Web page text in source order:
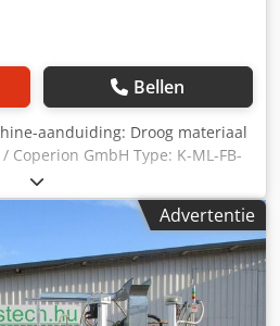
Bellen
aanduiding: Droog materiaal
Coperion GmbH Type: K-ML-FB-
Bouwjaar: Onbekend
5,6 rpm Inhoud: 75 liter
- Aandrijving mixer 0,25 kW
x breedte 700mm x hoogte
kg Tech. Documentatie: Nee
0,25 kW, toerental 5,6 rpm
Advertentie